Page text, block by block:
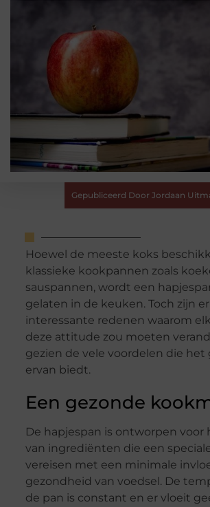
Gepubliceerd Door Jordaan
Hoewel de meeste koks
klassieke kookpannen zoals
sauspannen, wordt een
gelaten in de keuken. Toch zijn
interessante redenen waarom
deze attitude zou moeten
gezien de vele voordelen die het
ervan biedt.
Een gezonde
De hapjespan is ontworpen voor
van ingrediënten die een
vereisen met een minimale
gezondheid van voedsel. De
de pan is constant en er vloeit